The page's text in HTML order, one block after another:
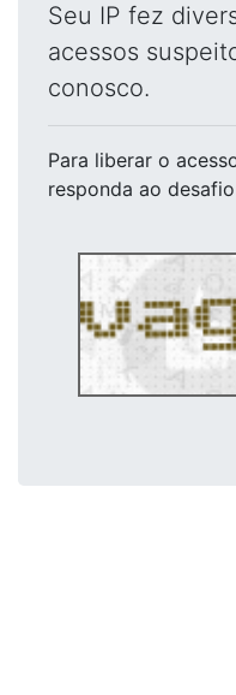
Seu IP fez
acessos
conosco.
Para liberar o
responda ao